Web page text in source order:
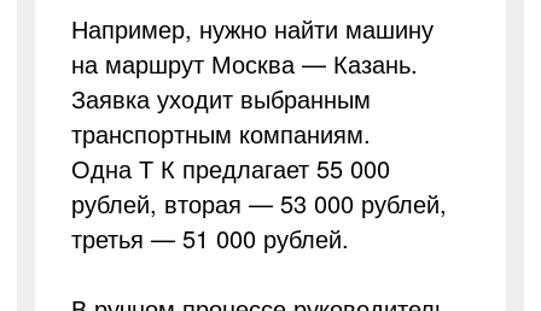
Например, нужно найти машину
на маршрут Москва — Казань.
Заявка уходит выбранным
транспортным компаниям.
Одна Т К предлагает 55 000
рублей, вторая — 53 000 рублей,
третья — 51 000 рублей.